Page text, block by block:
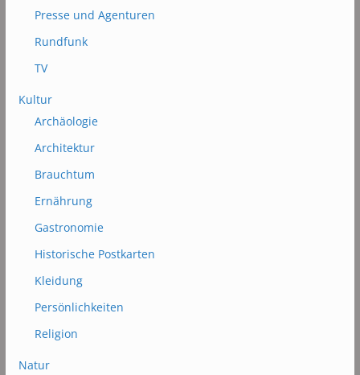
Presse und Agenturen
Rundfunk
TV
Kultur
Archäologie
Architektur
Brauchtum
Ernährung
Gastronomie
Historische Postkarten
Kleidung
Persönlichkeiten
Religion
Natur